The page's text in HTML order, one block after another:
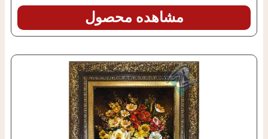
مشاهده محصول